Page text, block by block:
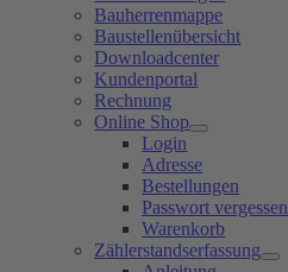
Bauherrenmappe
Baustellenübersicht
Downloadcenter
Kundenportal
Rechnung
Online Shop
Login
Adresse
Bestellungen
Passwort vergessen
Warenkorb
Zählerstandserfassung